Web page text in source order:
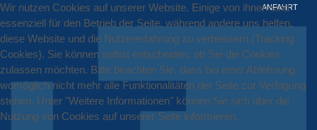
ANFAHRT
Wir nutzen Cookies auf unserer Website. Einige von ihnen sind
essenziell für den Betrieb der Seite, während andere uns helfen,
diese Website und die Nutzererfahrung zu verbessern (Tracking
Cookies). Sie können selbst entscheiden, ob Sie die Cookies
zulassen möchten. Bitte beachten Sie, dass bei einer Ablehnung
womöglich nicht mehr alle Funktionalitäten der Seite zur Verfügung
stehen. Unter "Weitere Informationen" können Sie sich über die
Nutzung von Cookies auf unserer Seite informieren.